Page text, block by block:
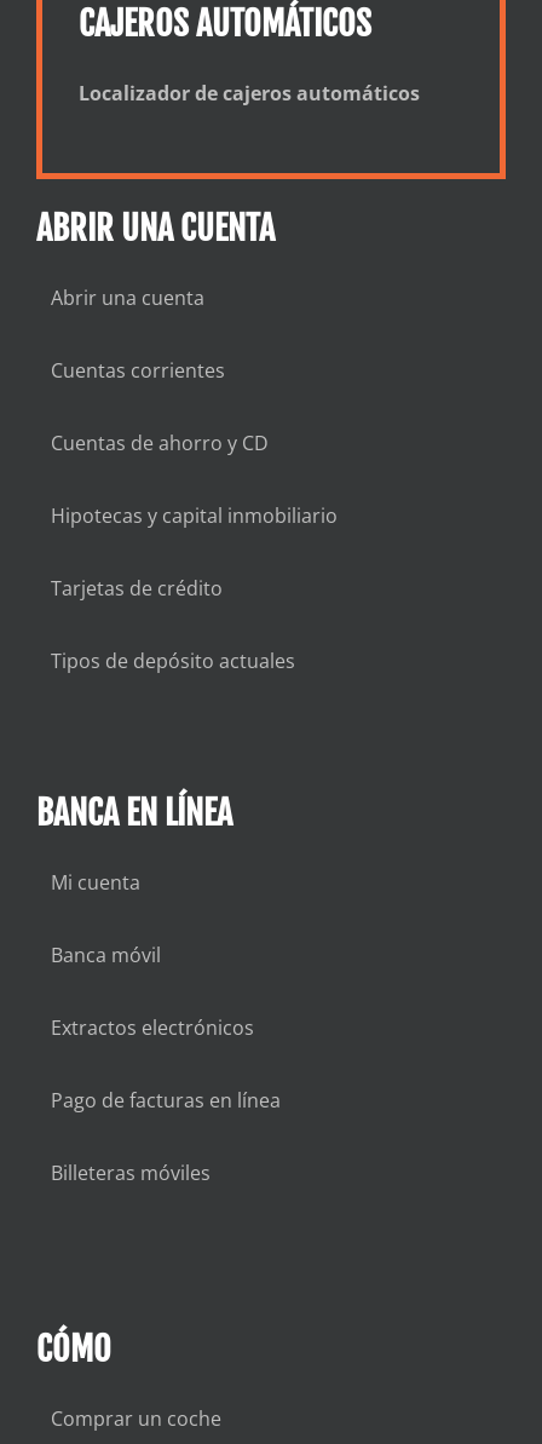
CAJEROS AUTOMÁTICOS
Localizador de cajeros automáticos
ABRIR UNA CUENTA
Abrir una cuenta
Cuentas corrientes
Cuentas de ahorro y CD
Hipotecas y capital inmobiliario
Tarjetas de crédito
Tipos de depósito actuales
BANCA EN LÍNEA
Mi cuenta
Banca móvil
Extractos electrónicos
Pago de facturas en línea
Billeteras móviles
CÓMO
Comprar un coche